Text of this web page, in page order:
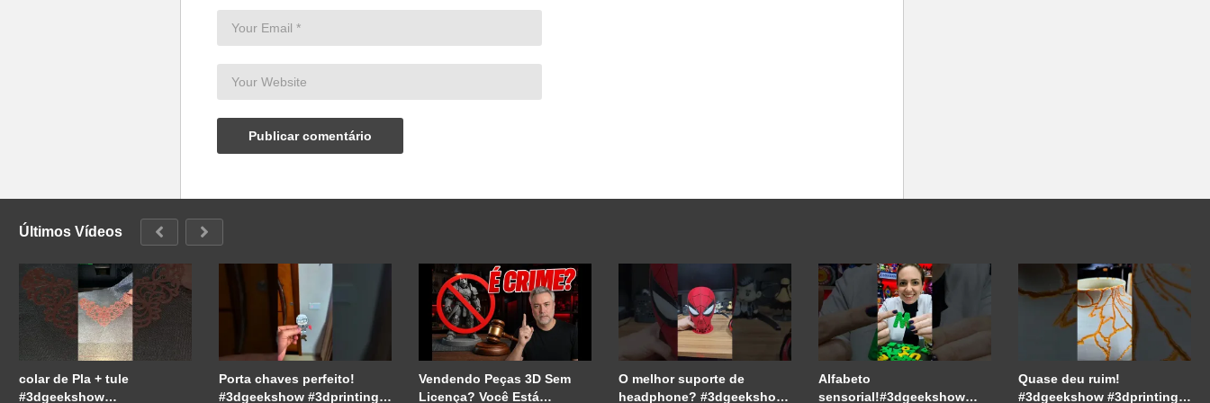
Últimos Vídeos
colar de Pla + tule
#3dgeekshow
Porta chaves perfeito!
#3dgeekshow #3dprinting
Vendendo Peças 3D Sem
Licença? Você Está
O melhor suporte de
headphone? #3dgeekshow
Alfabeto
sensorial!#3dgeekshow
Quase deu ruim!
#3dgeekshow #3dprinting